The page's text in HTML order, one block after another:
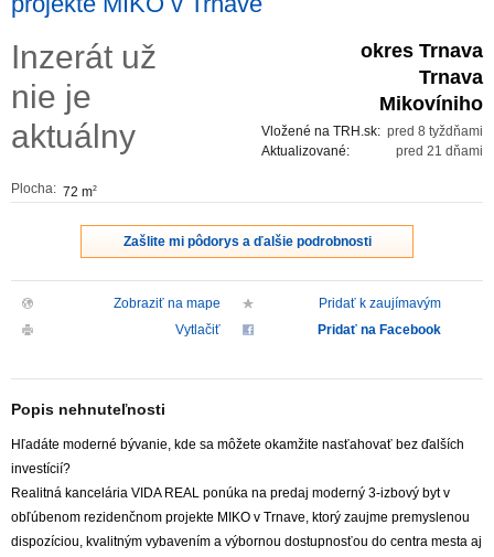
REKLAMA
PARTNERI
OBCHODNÉ PODMIENKY
PRIPOMIENKY
Inzerát už
nie je
aktuálny
Plocha: 72 m2
okres Trnava
Trnava
Mikovíniho
pred 8 tyždňami
Vložené na TRH.sk:
pred 21 dňami
Aktualizované:
Zašlite mi pôdorys a ďalšie podrobnosti
Zobraziť na mape
Pridať k zaujímavým
Vytlačiť
Pridať na Facebook
Popis nehnuteľnosti
Hľadáte moderné bývanie, kde sa môžete okamžite nasťahovať bez ďalších
investícií?
Realitná kancelária VIDA REAL ponúka na predaj moderný 3-izbový byt v
obľúbenom rezidenčnom projekte MIKO v Trnave, ktorý zaujme premyslenou
dispozíciou, kvalitným vybavením a výbornou dostupnosťou do centra mesta aj